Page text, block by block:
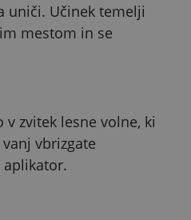
uniči. Učinek temelji
mestom in se
zvitek lesne volne, ki
vbrizgate
aplikator.